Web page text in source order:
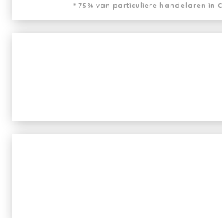
* 75% van particuliere handelaren in